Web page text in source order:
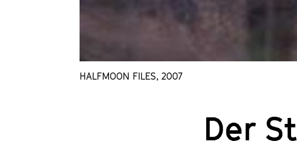
HALFMOON FILES, 2007
Der